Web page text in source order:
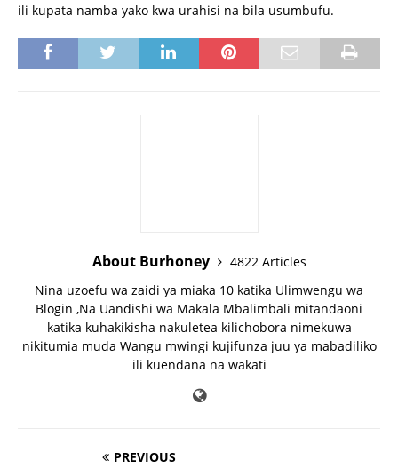
ili kupata namba yako kwa urahisi na bila usumbufu.
About Burhoney
4822 Articles
Nina uzoefu wa zaidi ya miaka 10 katika Ulimwengu wa
Blogin ,Na Uandishi wa Makala Mbalimbali mitandaoni
katika kuhakikisha nakuletea kilichobora nimekuwa
nikitumia muda Wangu mwingi kujifunza juu ya mabadiliko
ili kuendana na wakati
PREVIOUS